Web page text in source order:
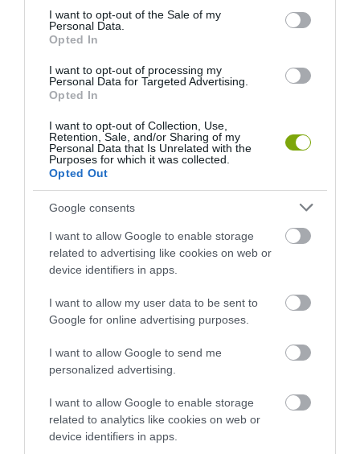
consent section.
I want to opt-out of the Sale of my
Personal Data.
Opted In
I want to opt-out of processing my
Personal Data for Targeted Advertising.
Opted In
I want to opt-out of Collection, Use,
Retention, Sale, and/or Sharing of my
Personal Data that Is Unrelated with the
Purposes for which it was collected.
Opted Out
Google consents
I want to allow Google to enable storage
related to advertising like cookies on web or
device identifiers in apps.
I want to allow my user data to be sent to
Google for online advertising purposes.
I want to allow Google to send me
personalized advertising.
I want to allow Google to enable storage
related to analytics like cookies on web or
device identifiers in apps.
A KOALA EVOLÚCIÓS MÚLTJA
SOKKAL DRÁMAIBB, MINT A
NYUGODT
EUKALIPTUSZRÁGCSÁLÁS
A KORALLZÁTONY NEM CSAK
SZÍNES HALAKBÓL ÁLL: MOST
500 EDDIG ISMERETLEN
HŐKUPOLA MAGYARORSZÁG
FELETT: MI EZ A LÁTHATATLAN
NEM CSAK A RITKASÁGOK